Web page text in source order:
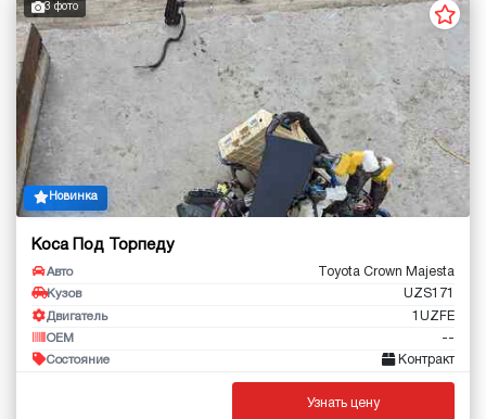
3 фото
Новинка
Коса Под Торпеду
Авто Toyota Crown Majesta
Кузов UZS171
Двигатель 1UZFE
OEM --
Состояние Контракт
Узнать цену